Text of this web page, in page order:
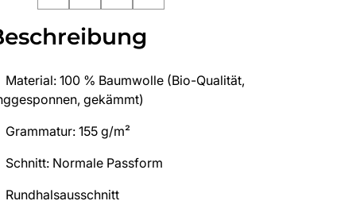
Material: 100 % Baumwolle (Bio-Qualität,
gekämmt)
Grammatur: 155 g/m²
Schnitt: Normale Passform
Rundhalsausschnitt